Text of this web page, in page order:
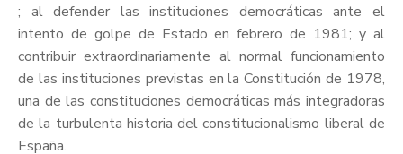
; al defender las instituciones democráticas ante el
intento de golpe de Estado en febrero de 1981; y al
contribuir extraordinariamente al normal funcionamiento
de las instituciones previstas en la Constitución de 1978,
una de las constituciones democráticas más integradoras
de la turbulenta historia del constitucionalismo liberal de
España.